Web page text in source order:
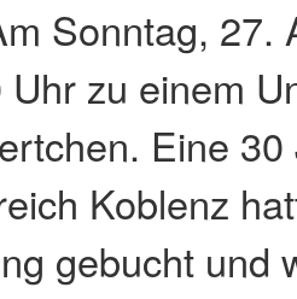
Sonntag, 27.
zu einem
Eine
Koblenz
gebucht und